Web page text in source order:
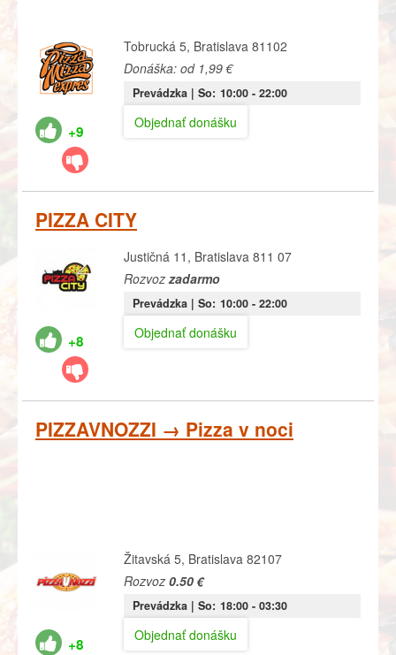
+9
Tobrucká 5, Bratislava 81102
Donáška: od 1,99 €
Prevádzka | So: 10:00- 22:00
Objednať donášku
PIZZA CITY
+8
Justičná 11, Bratislava 811 07
Rozvoz zadarmo
Prevádzka | So: 10:00- 22:00
Objednať donášku
PIZZAVNOZZI → Pizza v noci
+8
Žitavská 5, Bratislava 82107
Rozvoz 0.50 €
Prevádzka | So: 18:00- 03:30
Objednať donášku